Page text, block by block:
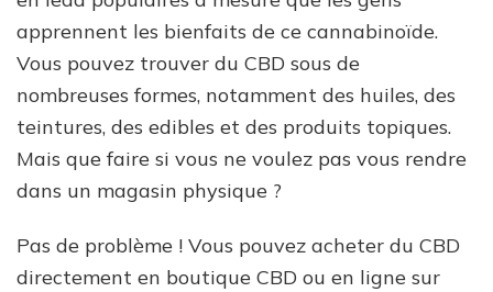
apprennent les bienfaits de ce cannabinoïde.
Vous pouvez trouver du CBD sous de
nombreuses formes, notamment des huiles, des
teintures, des edibles et des produits topiques.
Mais que faire si vous ne voulez pas vous rendre
dans un magasin physique ?
Pas de problème ! Vous pouvez acheter du CBD
directement en boutique CBD ou en ligne sur